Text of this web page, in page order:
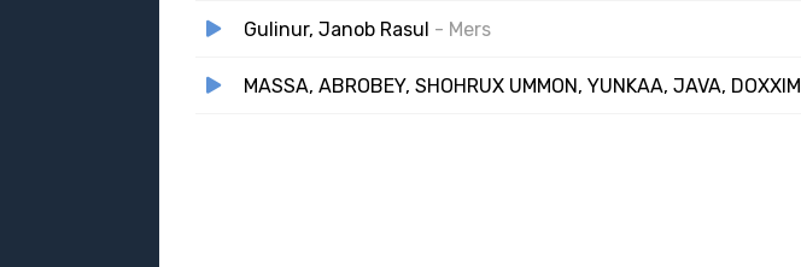
Gulinur, Janob Rasul - Mers
MASSA, ABROBEY, SHOHRUX UMMON, YUNKAA, JAVA, DOXXIM